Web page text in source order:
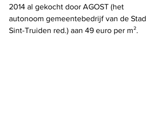
2014 al gekocht door AGOST (het
autonoom gemeentebedrijf van de Stad
Sint-Truiden red.) aan 49 euro per m².